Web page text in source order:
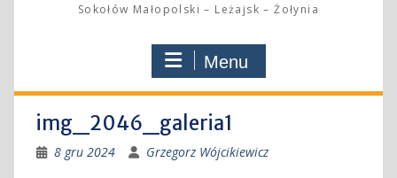
Sokołów Małopolski – Leżajsk – Żołynia
Menu
img_2046_galeria1
8 gru 2024 Grzegorz Wójcikiewicz